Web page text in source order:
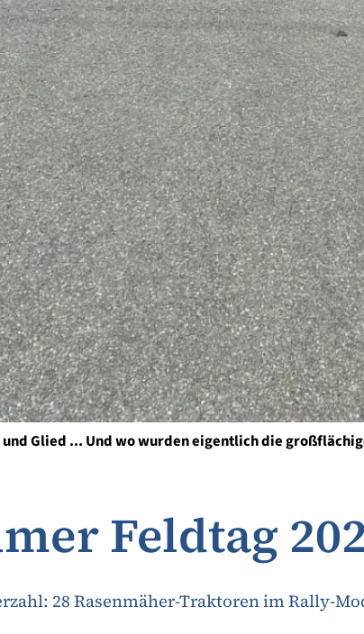
Glied ... Und wo wurden eigentlich die
Feldtag
28 Rasenmäher-Traktoren im Rally-